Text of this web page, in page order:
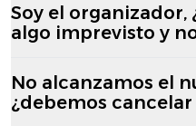
Soy el organizador,
algo imprevisto y
No alcanzamos el
¿debemos cancelar